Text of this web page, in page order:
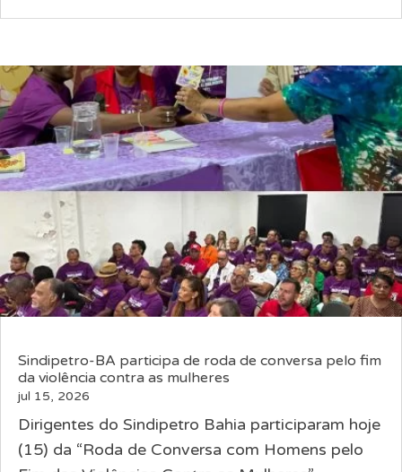
Sindipetro-BA participa de roda de conversa pelo fim
da violência contra as mulheres
jul 15, 2026
Dirigentes do Sindipetro Bahia participaram hoje
(15) da “Roda de Conversa com Homens pelo